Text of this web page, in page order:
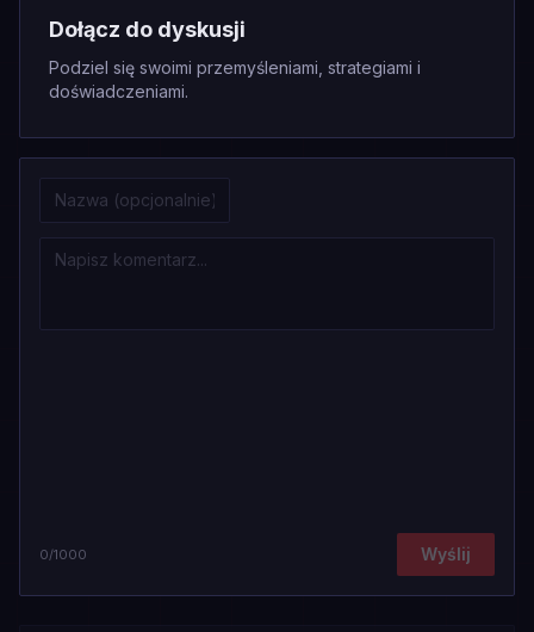
Dołącz do dyskusji
Podziel się swoimi przemyśleniami, strategiami i
doświadczeniami.
0/1000 Wyślij